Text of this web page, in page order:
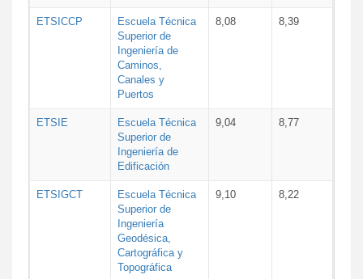
ETSICCP
Escuela Técnica
Superior de
Ingeniería de
Caminos,
Canales y
Puertos
8,08 8,39
ETSIE
Escuela Técnica
Superior de
Ingeniería de
Edificación
9,04 8,77
ETSIGCT
Escuela Técnica
Superior de
Ingeniería
Geodésica,
Cartográfica y
Topográfica
9,10 8,22